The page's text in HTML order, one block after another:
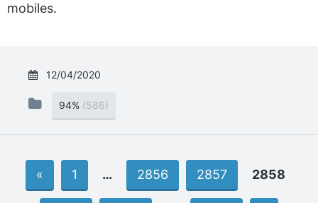
mobiles.
12/04/2020
94% (586)
« 1 … 2856 2857 2858